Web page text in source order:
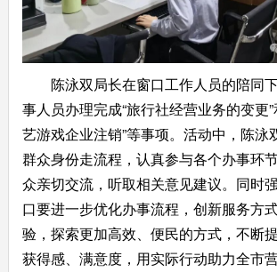
陈泳双局长在窗口工作人员的陪同
事人员办理完成“旅行社经营业务的变更
艺游戏企业注销”等事项。活动中，陈泳
群众身份走流程，认真参与各个办事环
众亲切交流，听取相关意见建议。同时
口要进一步优化办事流程，创新服务方
验，探索更加高效、便民的方式，不断
获得感、满意度，用实际行动助力全市